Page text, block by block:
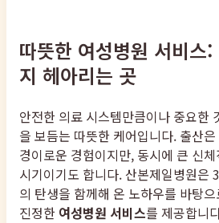
따뜻한 여성병원 서비스
지 헤아리는 곳
안전한 의료 시스템만큼이나 중요한
을 보듬는 따뜻한 케어입니다. 출산
경이로운 경험이지만, 동시에 큰 신
시기이기도 합니다. 산본제일병원은
의 탄생을 함께해 온 노하우를 바탕
진정한 여성병원 서비스를 제공합니